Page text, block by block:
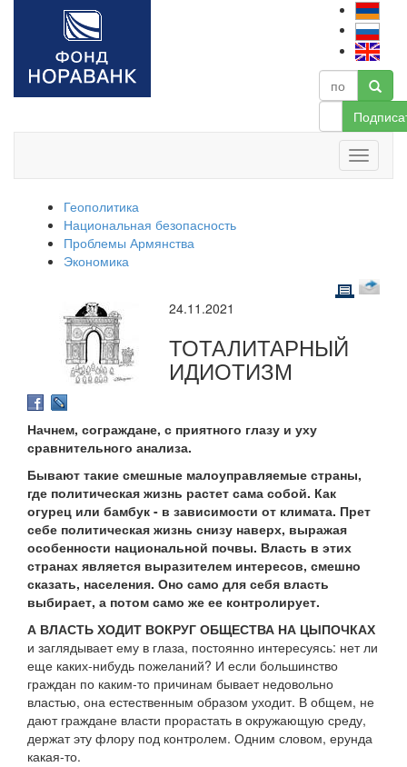
Геополитика
Национальная безопасность
Проблемы Армянства
Экономика
24.11.2021
ТОТАЛИТАРНЫЙ
ИДИОТИЗМ
Начнем, сограждане, с приятного глазу и уху
сравнительного анализа.
Бывают такие смешные малоуправляемые страны,
где политическая жизнь растет сама собой. Как
огурец или бамбук - в зависимости от климата. Прет
себе политическая жизнь снизу наверх, выражая
особенности национальной почвы. Власть в этих
странах является выразителем интересов, смешно
сказать, населения. Оно само для себя власть
выбирает, а потом само же ее контролирует.
А ВЛАСТЬ ХОДИТ ВОКРУГ ОБЩЕСТВА НА ЦЫПОЧКАХ
и заглядывает ему в глаза, постоянно интересуясь: нет ли
еще каких-нибудь пожеланий? И если большинство
граждан по каким-то причинам бывает недовольно
властью, она естественным образом уходит. В общем, не
дают граждане власти прорастать в окружающую среду,
держат эту флору под контролем. Одним словом, ерунда
какая-то.